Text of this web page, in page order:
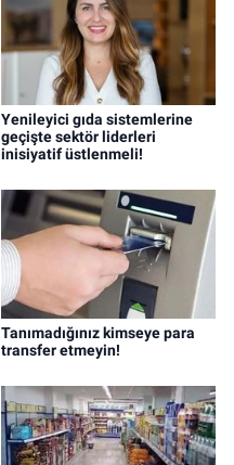
Yenileyici gıda sistemlerine
geçişte sektör liderleri
inisiyatif üstlenmeli!
Tanımadığınız kimseye para
transfer etmeyin!